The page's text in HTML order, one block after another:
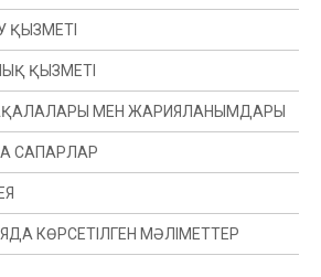
ҚЫЗМЕТІ
ҚЫЗМЕТІ
МЕН ЖАРИЯЛАНЫМДАРЫ
САПАРЛАР
КӨРСЕТІЛГЕН МӘЛІМЕТТЕР